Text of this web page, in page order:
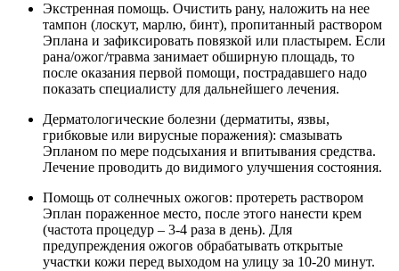
Экстренная помощь. Очистить рану, наложить на нее
тампон (лоскут, марлю, бинт), пропитанный раствором
Эплана и зафиксировать повязкой или пластырем. Если
рана/ожог/травма занимает обширную площадь, то
после оказания первой помощи, пострадавшего надо
показать специалисту для дальнейшего лечения.
Дерматологические болезни (дерматиты, язвы,
грибковые или вирусные поражения): смазывать
Эпланом по мере подсыхания и впитывания средства.
Лечение проводить до видимого улучшения состояния.
Помощь от солнечных ожогов: протереть раствором
Эплан пораженное место, после этого нанести крем
(частота процедур – 3-4 раза в день). Для
предупреждения ожогов обрабатывать открытые
участки кожи перед выходом на улицу за 10-20 минут.